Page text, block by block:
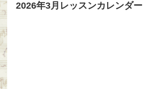
2026年3月レッスンカレンダー